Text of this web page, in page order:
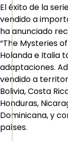
El éxito de la
vendido a
ha anunciado
“The Mysteries
Holanda e Italia
adaptaciones.
vendido a
Bolivia, Costa
Honduras,
Dominicana, y
países.